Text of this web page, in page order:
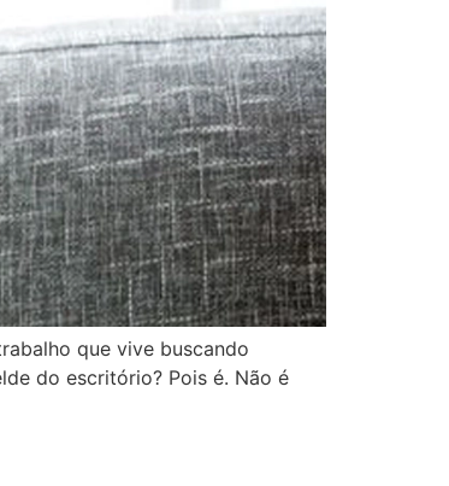
que vive buscando
do escritório? Pois é. Não é